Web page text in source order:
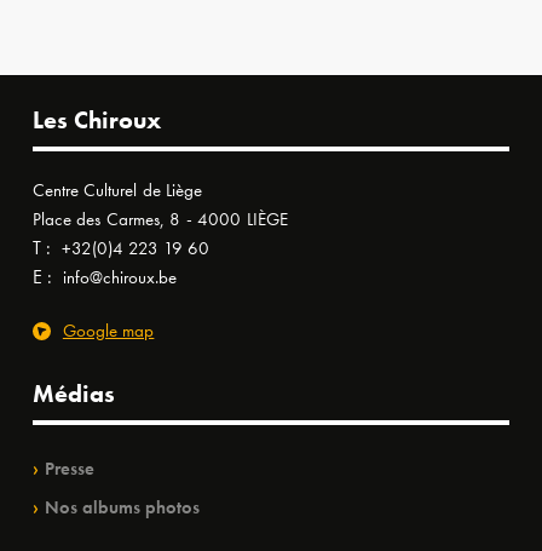
Les Chiroux
Centre Culturel de Liège
Place des Carmes, 8 - 4000 LIÈGE
T : +32(0)4 223 19 60
E : info@chiroux.be
Google map
Médias
Presse
Nos albums photos